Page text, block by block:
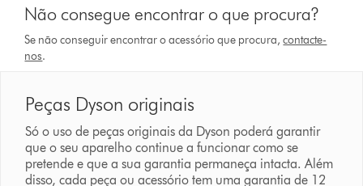
Não consegue encontrar o que procura?
Se não conseguir encontrar o acessório que procura,contacte-
nos.
Peças Dyson originais
Só o uso de peças originais da Dyson poderá garantir
que o seu aparelho continue a funcionar como se
pretende e que a sua garantia permaneça intacta. Além
disso, cada peça ou acessório tem uma garantia de 12